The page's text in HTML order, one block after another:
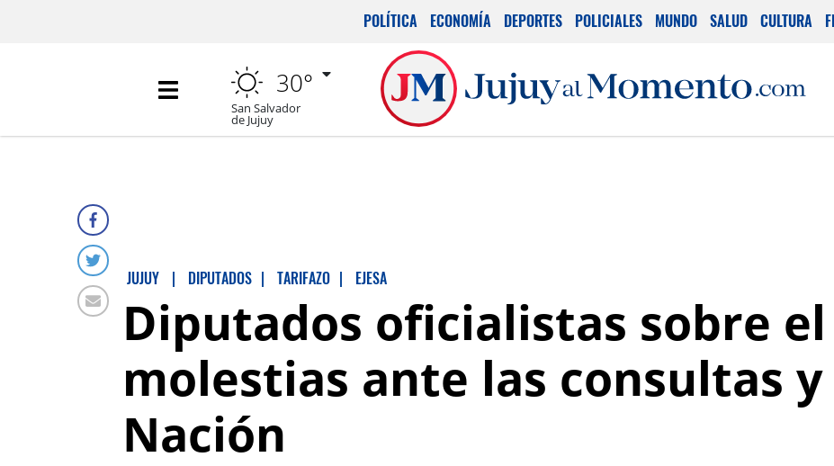
POLÍTICA ECONOMÍA DEPORTES POLICIALES MUNDO SALUD CULTURA
30°
San Salvador
de Jujuy
JUJUY | DIPUTADOS | TARIFAZO | EJESA
Diputados oficialistas sobre
molestias ante las consultas y
Nación